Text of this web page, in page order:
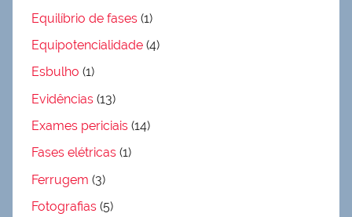
Equilíbrio de fases (1)
Equipotencialidade (4)
Esbulho (1)
Evidências (13)
Exames periciais (14)
Fases elétricas (1)
Ferrugem (3)
Fotografias (5)